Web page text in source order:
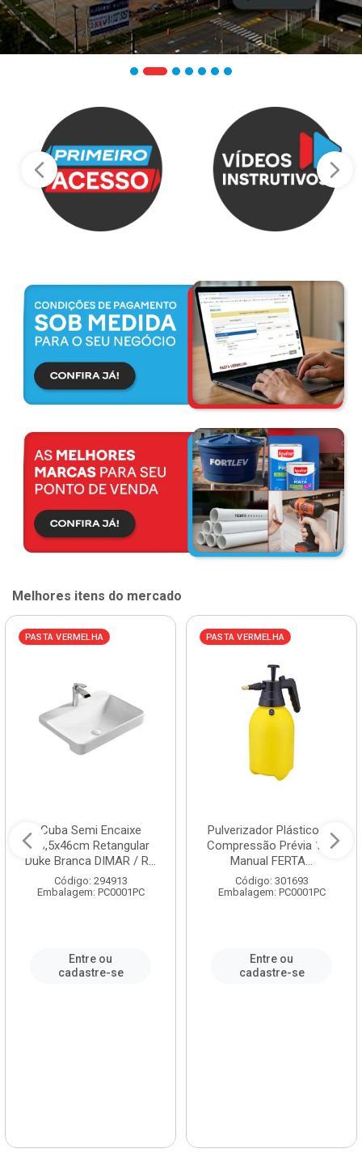
Melhores itens do mercado
PASTA VERMELHA
Cuba Semi Encaixe
58,5x46cm Retangular
Duke Branca DIMAR / R...
Código: 294913
Embalagem: PC0001PC
Entre ou
cadastre-se
PASTA VERMELHA
Pulverizador Plástico de
Compressão Prévia 1,5L
Manual FERTA...
Código: 301693
Embalagem: PC0001PC
Entre ou
cadastre-se